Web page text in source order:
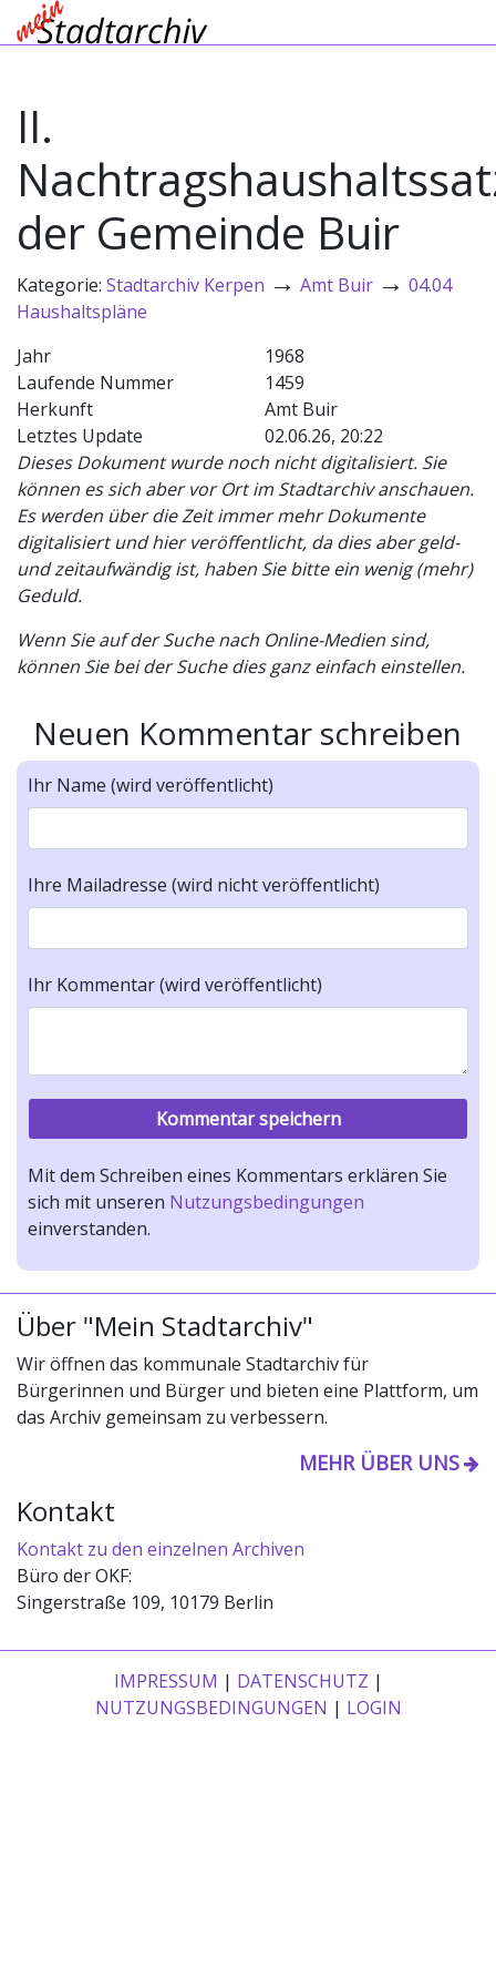
II.
der Gemeinde Buir
Kategorie: Stadtarchiv Kerpen → Amt Buir → 04.04
Haushaltspläne
Jahr
1968
Laufende Nummer
1459
Herkunft
Amt Buir
Letztes Update
02.06.26, 20:22
Dieses Dokument wurde noch nicht digitalisiert. Sie
können es sich aber vor Ort im Stadtarchiv anschauen.
Es werden über die Zeit immer mehr Dokumente
digitalisiert und hier veröffentlicht, da dies aber geld-
und zeitaufwändig ist, haben Sie bitte ein wenig (mehr)
Geduld.
Wenn Sie auf der Suche nach Online-Medien sind,
können Sie bei der Suche dies ganz einfach einstellen.
Neuen Kommentar schreiben
Ihr Name (wird veröffentlicht)
Ihre Mailadresse (wird nicht veröffentlicht)
Ihr Kommentar (wird veröffentlicht)
Mit dem Schreiben eines Kommentars erklären Sie
sich mit unseren Nutzungsbedingungen
einverstanden.
Über "Mein Stadtarchiv"
Wir öffnen das kommunale Stadtarchiv für
Bürgerinnen und Bürger und bieten eine Plattform, um
das Archiv gemeinsam zu verbessern.
MEHR ÜBER UNS
Kontakt
Kontakt zu den einzelnen Archiven
Büro der OKF:
Singerstraße 109, 10179 Berlin
IMPRESSUM | DATENSCHUTZ |
NUTZUNGSBEDINGUNGEN | LOGIN